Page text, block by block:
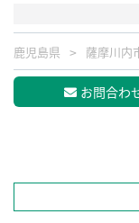
鹿児島県 薩摩川内
お問合わ